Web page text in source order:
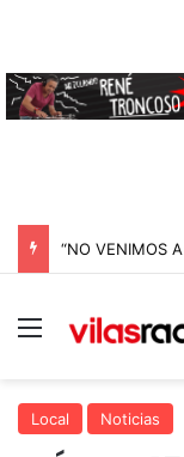
Menú
Local Noticias